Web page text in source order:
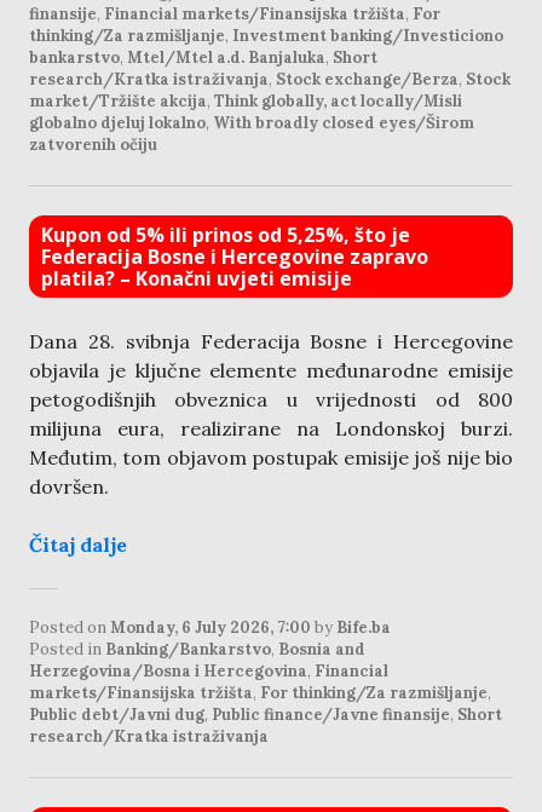
finansije, Financial markets/Finansijska tržišta, For
thinking/Za razmišljanje, Investment banking/Investiciono
bankarstvo, Mtel/Mtel a.d. Banjaluka, Short
research/Kratka istraživanja, Stock exchange/Berza, Stock
market/Tržište akcija, Think globally, act locally/Misli
globalno djeluj lokalno, With broadly closed eyes/Širom
zatvorenih očiju
Kupon od 5% ili prinos od 5,25%, što je
Federacija Bosne i Hercegovine zapravo
platila? – Konačni uvjeti emisije
Dana 28. svibnja Federacija Bosne i Hercegovine
objavila je ključne elemente međunarodne emisije
petogodišnjih obveznica u vrijednosti od 800
milijuna eura, realizirane na Londonskoj burzi.
Međutim, tom objavom postupak emisije još nije bio
dovršen.
Čitaj dalje
Posted on Monday, 6 July 2026, 7:00 by Bife.ba
Posted in Banking/Bankarstvo, Bosnia and
Herzegovina/Bosna i Hercegovina, Financial
markets/Finansijska tržišta, For thinking/Za razmišljanje,
Public debt/Javni dug, Public finance/Javne finansije, Short
research/Kratka istraživanja